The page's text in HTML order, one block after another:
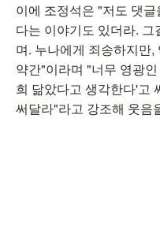
이에 조정석은 "저도 댓
다는 이야기도 있더라. 그
며. 누나에게 죄송하지만
약간"이라며 "너무 영광
희 닮았다고 생각한다'고
써달라"라고 강조해 웃음